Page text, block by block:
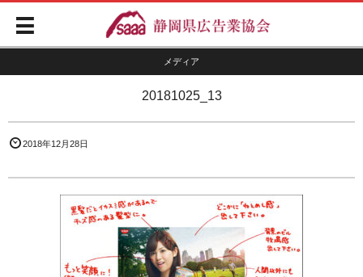
メディア
20181025_13
2018年12月28日